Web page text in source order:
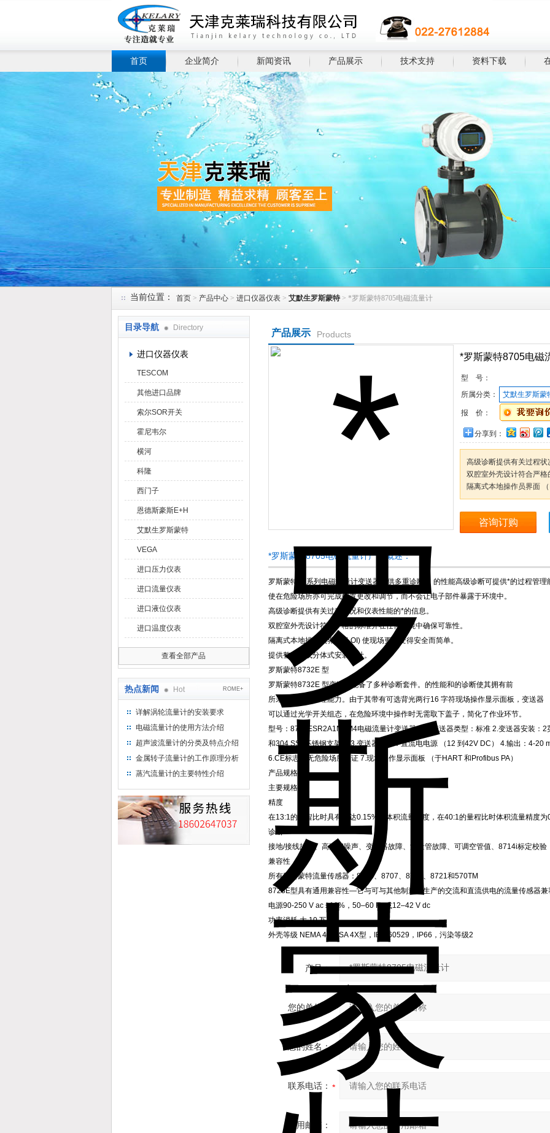
首页 企业简介 新闻资讯 产品展示 技术支持 资料下载
当前位置： 首页 > 产品中心 > 进口仪器仪表 > 艾默生罗斯蒙特> *罗斯蒙特8705电磁流量计
目录导航 Directory
进口仪器仪表
TESCOM
其他进口品牌
索尔SOR开关
霍尼韦尔
横河
科隆
西门子
恩德斯豪斯E+H
艾默生罗斯蒙特
VEGA
进口压力仪表
进口流量仪表
进口液位仪表
进口温度仪表
查看全部产品
热点新闻 Hot ROME+
详解涡轮流量计的安装要求
电磁流量计的使用方法介绍
超声波流量计的分类及特点介绍
金属转子流量计的工作原理分析
蒸汽流量计的主要特性介绍
产品展示 Products
*罗斯蒙特8705电磁
型 号：
所属分类：
艾默生罗斯蒙
报 价：
分享到：
高级诊断提供有关过程
双腔室外壳设计符合严
隔离式本地操作员界面
咨询订购
*罗斯蒙特8705电磁流量计产品概述：
罗斯蒙特 E 系列电磁流量计变送器提供多重诊断。 的性能高级诊断可提供*的过程管
使在危险场所亦可完成配置更改和调节，而不会让电子部件暴露于环境中。
高级诊断提供有关过程状况和仪表性能的*的信息。
双腔室外壳设计符合严格的标准并在任何环境中确保可靠性。
隔离式本地操作员界面 (LOI) 使现场更改变得安全而简单。
提供整合式或分体式安装设计。
罗斯蒙特8732E 型
罗斯蒙特8732E 型变送器配备了多种诊断套件。的性能和的诊断使其拥有前
所未有的过程管理能力。由于其带有可选背光两行16 字符现场操作显示面板，变送器
可以通过光学开关组态，在危险环境中操作时无需取下盖子，简化了作业环节。
型号：8732ESR2A1NAM4电磁流量计变送器 ：1.变送器类型：标准 2.变送器安装：
和304 SST不锈钢支架） 3.变送器电源：直流电电源 （12 到42V DC） 4.输出：4-20
6.CE标志，无危险场所认证 7.现场操作显示面板 （于HART 和Profibus PA）
产品规格
主要规格
精度
在13:1的量程比时具有高达0.15%的体积流量精度，在40:1的量程比时体积流量精度为
诊断
接地/接线故障、高过程噪声、变送器故障、流量管故障、可调空管值、8714i标定校验
兼容性
所有罗斯蒙特流量传感器：8705、8707、8711、8721和570TM
8723E型具有通用兼容性—它与可与其他制造商生产的交流和直流供电的流量传感器兼
电源90-250 V ac ±10%，50–60 Hz或12–42 V dc
功率消耗 大 10 瓦
外壳等级 NEMA 4X CSA 4X型，IEC 60529，IP66，污染等级2
产品：
您的单位：
您的姓名：
联系电话：
常用邮箱：